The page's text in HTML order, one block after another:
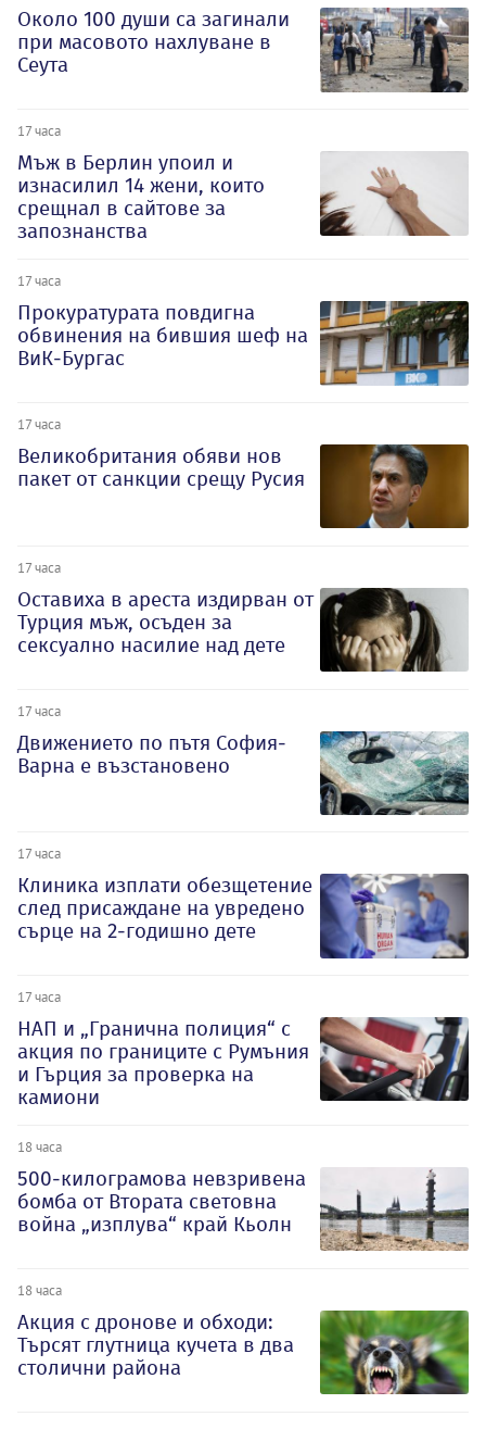
Около 100 души са загинали
при масовото нахлуване в
Сеута
17 часа
Мъж в Берлин упоил и
изнасилил 14 жени, които
срещнал в сайтове за
запознанства
17 часа
Прокуратурата повдигна
обвинения на бившия шеф на
ВиК-Бургас
17 часа
Великобритания обяви нов
пакет от санкции срещу Русия
17 часа
Оставиха в ареста издирван от
Турция мъж, осъден за
сексуално насилие над дете
17 часа
Движението по пътя София-
Варна е възстановено
17 часа
Клиника изплати обезщетение
след присаждане на увредено
сърце на 2-годишно дете
17 часа
НАП и „Гранична полиция“ с
акция по границите с Румъния
и Гърция за проверка на
камиони
18 часа
500-килограмова невзривена
бомба от Втората световна
война „изплува“ край Кьолн
18 часа
Акция с дронове и обходи:
Търсят глутница кучета в два
столични района